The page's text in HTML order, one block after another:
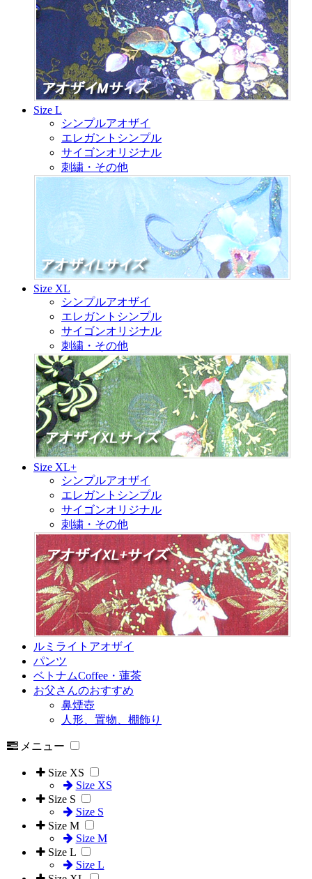
Size L
シンプルアオザイ
エレガントシンプル
サイゴンオリジナル
刺繍・その他
Size XL
シンプルアオザイ
エレガントシンプル
サイゴンオリジナル
刺繍・その他
Size XL+
シンプルアオザイ
エレガントシンプル
サイゴンオリジナル
刺繍・その他
ルミライトアオザイ
パンツ
ベトナムCoffee・蓮茶
お父さんのおすすめ
鼻煙壺
人形、置物、棚飾り
メニュー
Size XS
Size XS
Size S
Size S
Size M
Size M
Size L
Size L